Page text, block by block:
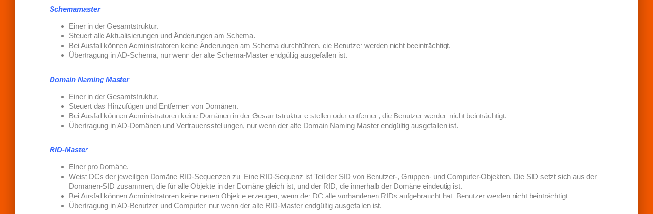
Schemamaster
Einer in der Gesamtstruktur.
Steuert alle Aktualisierungen und Änderungen am Schema.
Bei Ausfall können Administratoren keine Änderungen am Schema durchführen, die Benutzer werden nicht beeinträchtigt.
Übertragung in AD-Schema, nur wenn der alte Schema-Master endgültig ausgefallen ist.
Domain Naming Master
Einer in der Gesamtstruktur.
Steuert das Hinzufügen und Entfernen von Domänen.
Bei Ausfall können Administratoren keine Domänen in der Gesamtstruktur erstellen oder entfernen, die Benutzer werden nicht beinträchtigt.
Übertragung in AD-Domänen und Vertrauensstellungen, nur wenn der alte Domain Naming Master endgültig ausgefallen ist.
RID-Master
Einer pro Domäne.
Weist DCs der jeweiligen Domäne RID-Sequenzen zu. Eine RID-Sequenz ist Teil der SID von Benutzer-, Gruppen- und Computer-Objekten. Die SID setzt sich aus der
Domänen-SID zusammen, die für alle Objekte in der Domäne gleich ist, und der RID, die innerhalb der Domäne eindeutig ist.
Bei Ausfall können Administratoren keine neuen Objekte erzeugen, wenn der DC alle vorhandenen RIDs aufgebraucht hat. Benutzer werden nicht beinträchtigt.
Übertragung in AD-Benutzer und Computer, nur wenn der alte RID-Master endgültig ausgefallen ist.